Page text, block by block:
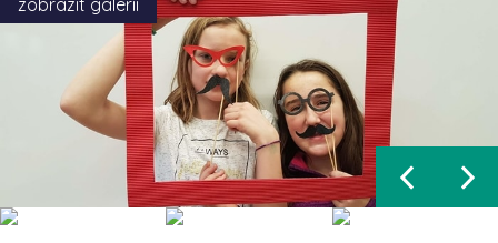
zobrazit galerii